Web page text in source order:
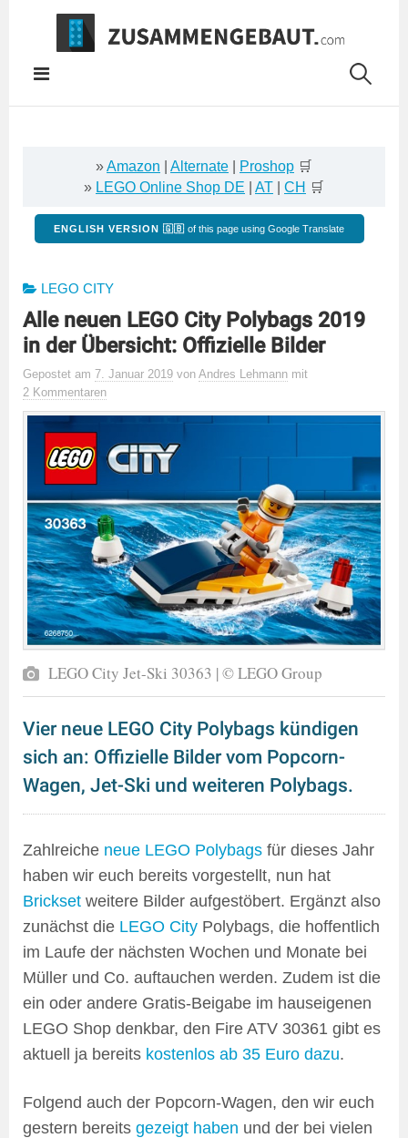
Springe
Inhalt
»Amazon Alternate Proshop 🛒
» LEGO Online Shop DE AT CH 🛒
ENGLISH VERSION 🇬🇧 of this page using Google Translate
LEGO CITY
Alle neuen LEGO City Polybags 2019
in der Übersicht: Offizielle Bilder
Gepostet am 7. Januar 2019 von Andres Lehmann mit
2 Kommentaren
LEGO City Jet-Ski 30363 | © LEGO Group
Vier neue LEGO City Polybags kündigen
sich an: Offizielle Bilder vom Popcorn-
Wagen, Jet-Ski und weiteren Polybags.
Zahlreiche neue LEGO Polybags für dieses Jahr
haben wir euch bereits vorgestellt, nun hat
Brickset weitere Bilder aufgestöbert. Ergänzt also
zunächst die LEGO City Polybags, die hoffentlich
im Laufe der nächsten Wochen und Monate bei
Müller und Co. auftauchen werden. Zudem ist die
ein oder andere Gratis-Beigabe im hauseigenen
LEGO Shop denkbar, den Fire ATV 30361 gibt es
aktuell ja bereits kostenlos ab 35 Euro dazu.
Folgend auch der Popcorn-Wagen, den wir euch
gestern bereits gezeigt haben und der bei vielen